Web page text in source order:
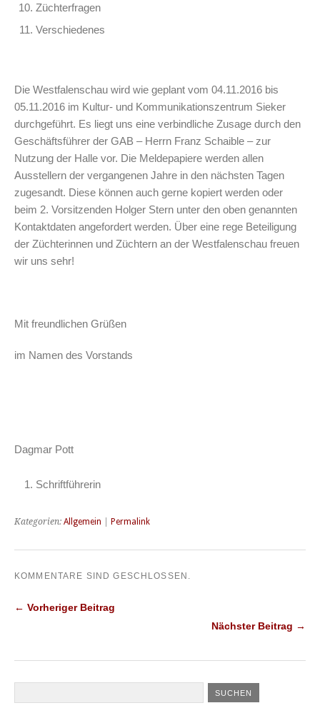
Züchterfragen
Verschiedenes
Die Westfalenschau wird wie geplant vom 04.11.2016 bis
05.11.2016 im Kultur- und Kommunikationszentrum Sieker
durchgeführt. Es liegt uns eine verbindliche Zusage durch den
Geschäftsführer der GAB – Herrn Franz Schaible – zur
Nutzung der Halle vor. Die Meldepapiere werden allen
Ausstellern der vergangenen Jahre in den nächsten Tagen
zugesandt. Diese können auch gerne kopiert werden oder
beim 2. Vorsitzenden Holger Stern unter den oben genannten
Kontaktdaten angefordert werden. Über eine rege Beteiligung
der Züchterinnen und Züchtern an der Westfalenschau freuen
wir uns sehr!
Mit freundlichen Grüßen
im Namen des Vorstands
Dagmar Pott
Schriftführerin
Kategorien: Allgemein Permalink
KOMMENTARE SIND GESCHLOSSEN.
← Vorheriger Beitrag
Nächster Beitrag →